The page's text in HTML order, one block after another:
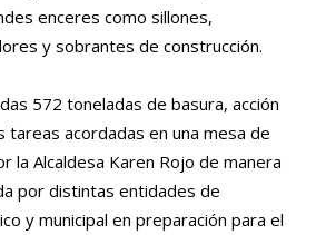
enceres como sillones,
y sobrantes de construcción.
572 toneladas de basura, acción
tareas acordadas en una mesa de
la Alcaldesa Karen Rojo de manera
por distintas entidades de
y municipal en preparación para el